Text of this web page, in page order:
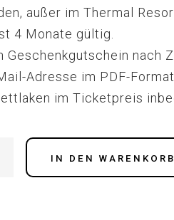
außer im Thermal
4 Monate gültig.
Geschenkgutschein nach
Adresse im PDF-
im Ticketpreis
IN DEN WARENKORB